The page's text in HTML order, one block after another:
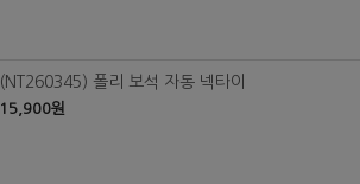
(NT260345) 폴리 보석 자동 넥타이
15,900원